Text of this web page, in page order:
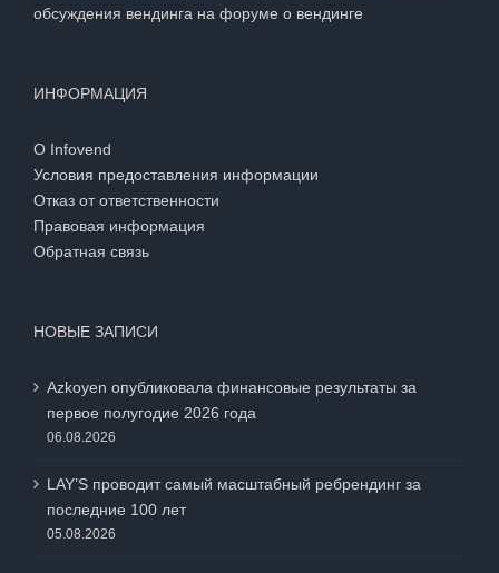
обсуждения вендинга на форуме о вендинге
ИНФОРМАЦИЯ
О Infovend
Условия предоставления информации
Отказ от ответственности
Правовая информация
Обратная связь
НОВЫЕ ЗАПИСИ
Azkoyen опубликовала финансовые результаты за
первое полугодие 2026 года
06.08.2026
LAY’S проводит самый масштабный ребрендинг за
последние 100 лет
05.08.2026